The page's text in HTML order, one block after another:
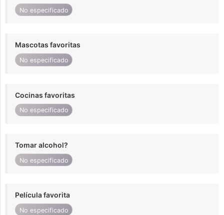
No especificado
Mascotas favoritas
No especificado
Cocinas favoritas
No especificado
Tomar alcohol?
No especificado
Película favorita
No especificado